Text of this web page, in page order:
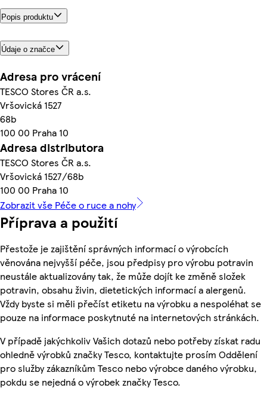
Popis produktu
Údaje o značce
Adresa pro vrácení
TESCO Stores ČR a.s.
Vršovická 1527
68b
100 00 Praha 10
Adresa distributora
TESCO Stores ČR a.s.
Vršovická 1527/68b
100 00 Praha 10
Zobrazit vše Péče o ruce a nohy
Příprava a použití
Přestože je zajištění správných informací o výrobcích
věnována nejvyšší péče, jsou předpisy pro výrobu potravin
neustále aktualizovány tak, že může dojít ke změně složek
potravin, obsahu živin, dietetických informací a alergenů.
Vždy byste si měli přečíst etiketu na výrobku a nespoléhat se
pouze na informace poskytnuté na internetových stránkách.
V případě jakýchkoliv Vašich dotazů nebo potřeby získat radu
ohledně výrobků značky Tesco, kontaktujte prosím Oddělení
pro služby zákazníkům Tesco nebo výrobce daného výrobku,
pokdu se nejedná o výrobek značky Tesco.